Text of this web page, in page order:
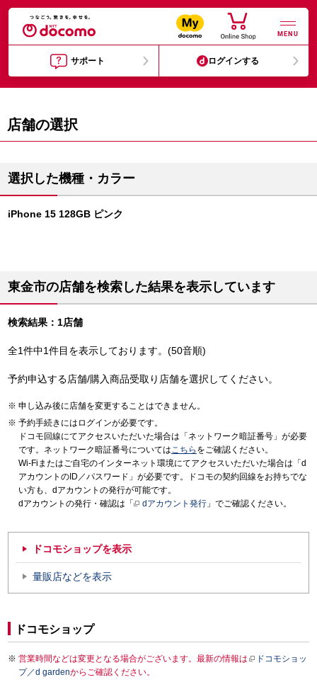
MENU
サポート ログインする
店舗の選択
選択した機種・カラー
iPhone 15 128GB ピンク
東金市の店舗を検索した結果を表示しています
検索結果：1店舗
全1件中1件目を表示しております。(50音順)
予約申込する店舗/購入商品受取り店舗を選択してください。
申し込み後に店舗を変更することはできません。
予約手続きにはログインが必要です。
ドコモ回線にてアクセスいただいた場合は「ネットワーク暗証番号」が必要
です。ネットワーク暗証番号についてはこちら をご確認ください。
Wi-Fiまたはご自宅のインターネット環境にてアクセスいただいた場合は「d
アカウントのID／パスワード」が必要です。ドコモの契約回線をお持ちでな
い方も、dアカウントの発行が可能です。
dアカウントの発行・確認は「
dアカウント発行 」でご確認ください。
ドコモショップを表示
量販店などを表示
ドコモショップ
営業時間などは変更となる場合がございます。最新の情報は
ドコモショッ
プ／d gardenからご確認ください。